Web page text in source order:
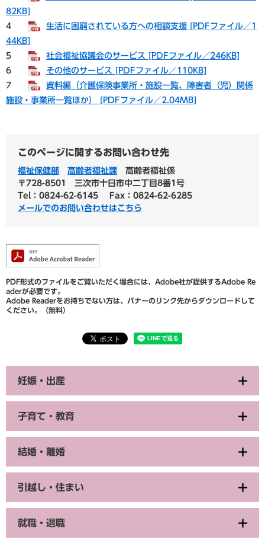
82KB]
4
生活に困窮されている方への相談支援 [PDFファイル／1
44KB]
5
社会福祉協議会のサービス [PDFファイル／246KB]
6
その他のサービス [PDFファイル／110KB]
7
資料編（介護保険事業所・施設一覧、障害者（児）関係
施設・事業所一覧ほか） [PDFファイル／2.04MB]
このページに関するお問い合わせ先
福祉保健部 高齢者福祉課
高齢者福祉係
〒728-8501
三次市十日市中二丁目8番1号
Tel：0824-62-6145
Fax：0824-62-6285
メールでのお問い合わせはこちら
PDF形式のファイルをご覧いただく場合には、Adobe社が提供するAdobe Re
aderが必要です。
Adobe Readerをお持ちでない方は、バナーのリンク先からダウンロードして
ください。（無料）
妊娠・出産
子育て・教育
結婚・離婚
引越し・住まい
就職・退職